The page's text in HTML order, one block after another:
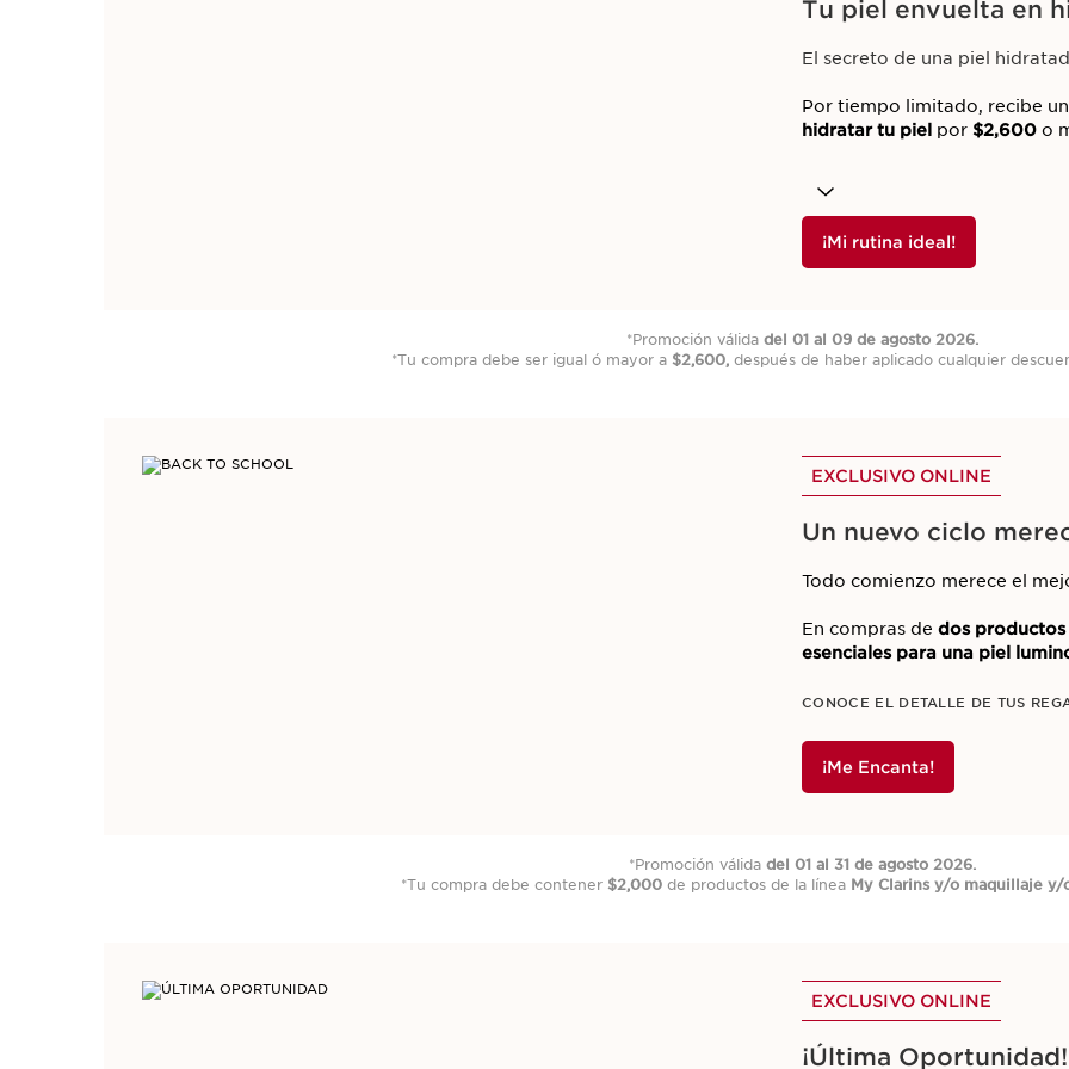
Tu piel envuelta en
El secreto de una piel
Por tiempo limitado, recibe un
hidratar tu piel por $2,600 o
¡Mi rutina ideal!
*Promoción válidadel 01 al 09 de agosto 2026.
*Tu compra debe ser igual ó mayor a $2,600, después de haber aplicado cualquier
EXCLUSIVO ONLINE
Un nuevo ciclo
Todo comienzo merece el
En compras de dos productos
esenciales para una piel
CONOCE EL DETALLE DE TUS
¡Me Encanta!
*Promoción válida del 01 al 31 de agosto 2026.
*Tu compra debe contener $2,000de productos de la línea My Clarins y/o maquillaje y/
EXCLUSIVO ONLINE
¡Última Oportunidad!
Entérate de todo lo que tenemos para ti antes que nadie y aprovecha los
Nuestros Servicios Suscríbete
Ofertas Especiales
EXCLUSIVO ONLINE
Tu piel envuelta en
El secreto de una piel
hidratar tu pielpor $2,600o
Fresh Scrub- Exfoliante
Hydra-Essentiel Matificant
EXCLUSIVO ONLINE